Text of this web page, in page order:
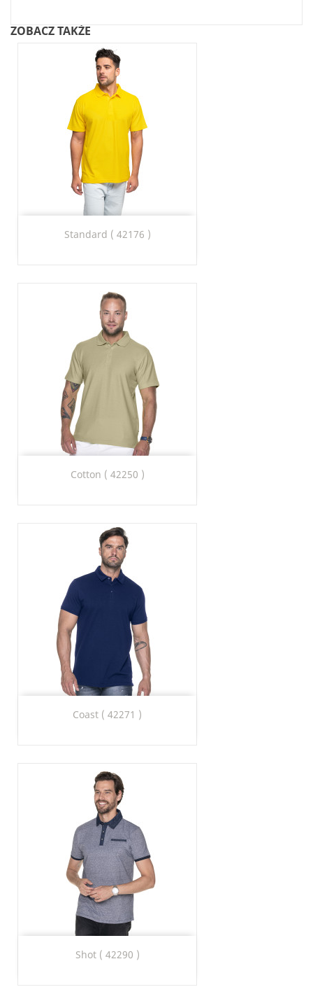
ZOBACZ TAKŻE
Standard ( 42176 )
Cotton ( 42250 )
Coast ( 42271 )
Shot ( 42290 )